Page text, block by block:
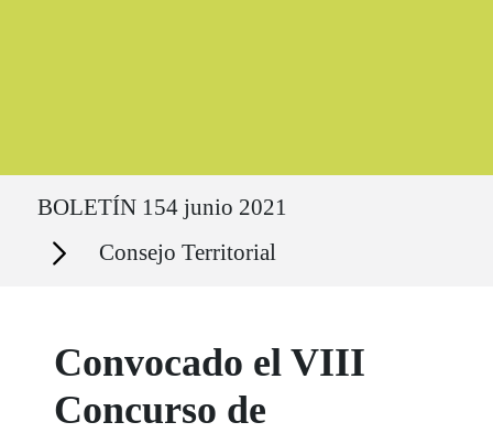
BOLETÍN 154 junio 2021
Secciones Consejo Territorial
Convocado el VIII
Concurso de